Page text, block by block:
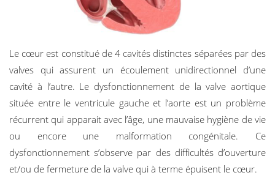
Le cœur est constitué de 4 cavités distinctes séparées par des
valves qui assurent un écoulement unidirectionnel d’une
cavité à l’autre. Le dysfonctionnement de la valve aortique
située entre le ventricule gauche et l’aorte est un problème
récurrent qui apparait avec l’âge, une mauvaise hygiène de vie
ou encore une malformation congénitale. Ce
dysfonctionnement s’observe par des difficultés d’ouverture
et/ou de fermeture de la valve qui à terme épuisent le cœur.